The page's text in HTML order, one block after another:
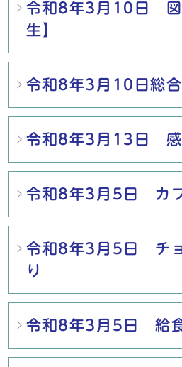
令和8年3月10日 図
生】
令和8年3月10日総合
令和8年3月13日 感
令和8年3月5日 カフ
令和8年3月5日 チ
り
令和8年3月5日 給食